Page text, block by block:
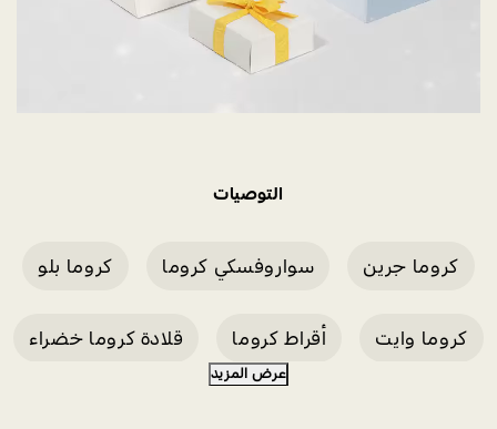
التوصيات
كروما جرين سواروفسكي كروما كروما بلو
كروما وايت أقراط كروما قلادة كروما خضراء
عرض المزيد